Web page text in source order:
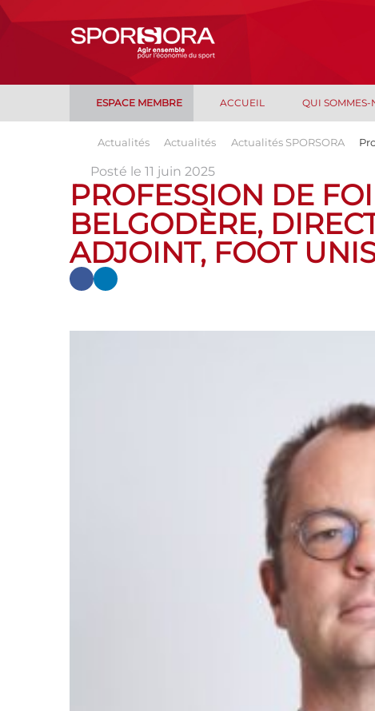
ESPACE MEMBRE ACCUEIL QUI SOMMES-
Actualités Actualités Actualités SPORSORA
Posté le 11 juin 2025
PROFESSION DE
BELGODÈRE,
ADJOINT, FOOT